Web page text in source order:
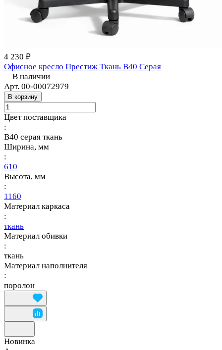
4 230 ₽
Офисное кресло Престиж Ткань В40 Серая
В наличии
Арт. 00-00072979
В корзину
Цвет поставщика
:
В40 серая ткань
Ширина, мм
:
610
Высота, мм
:
1160
Материал каркаса
:
ткань
Материал обивки
:
ткань
Материал наполнителя
:
поролон
Новинка